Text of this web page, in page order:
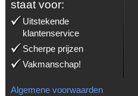
staat voor:
Uitstekende
klantenservice
Scherpe prijzen
Vakmanschap!
Algemene voorwaarden